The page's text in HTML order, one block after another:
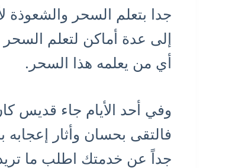
جدا بتعلم السحر والشعوذة
إلى عدة أماكن لتعلم
أي من يعلمه هذا السحر.
وفي أحد الأيام جاء قديس
فالتقى بحسان وأثار
جداً عن خدمتك اطلب ما